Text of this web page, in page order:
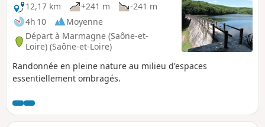
12,17 km
+241 m
-241 m
4h 10
Moyenne
Départ à Marmagne (Saône-et-
Loire) (Saône-et-Loire)
Randonnée en pleine nature au milieu d'espaces
essentiellement ombragés.